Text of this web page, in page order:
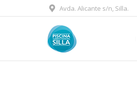
Avda. Alicante s/n, Silla.